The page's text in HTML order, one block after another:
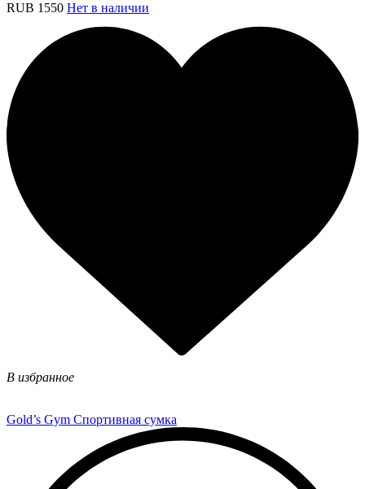
RUB 1550 Нет в наличии
В избранное
Gold’s Gym Спортивная сумка